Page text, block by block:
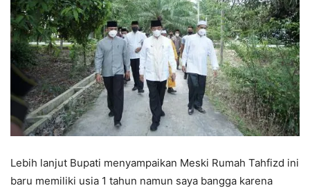
Lebih lanjut Bupati menyampaikan Meski Rumah Tahfizd ini
baru memiliki usia 1 tahun namun saya bangga karena